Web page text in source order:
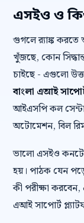
এসইও ও
গুগলে র‍্যাঙ্ক
খুঁজছে, কোন
চাইছে - এগুলো
বাংলা এআই
আইএসপি কল
অটোমেশন, বিল
ভালো এসইও
হয়। পাঠক যেন
কী পরীক্ষা
এআই সাপোর্ট